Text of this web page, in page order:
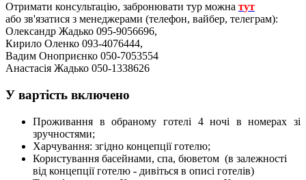
Отримати консультацію, забронювати тур можна тут
або зв'язатися з менеджерами (телефон, вайбер, телеграм):
Олександр Жадько 095-9056696,
Кирило Оленко 093-4076444,
Вадим Оноприєнко 050-7053554
Анастасія Жадько 050-1338626
У вартість включено
Проживання в обраному готелі 4 ночі в номерах зі
зручностями;
Харчування: згідно концепції готелю;
Користування басейнами, спа, бюветом (в залежності
від концепції готелю - дивіться в описі готелів)